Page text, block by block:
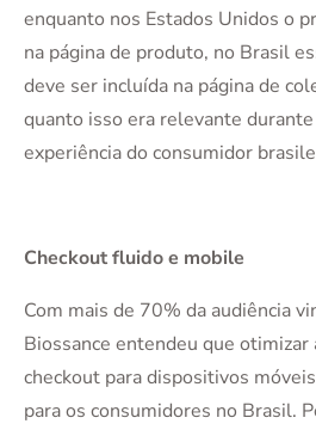
enquanto nos Estados Unidos o
na página de produto, no Brasil
deve ser incluída na página de
quanto isso era relevante durante
experiência do consumidor
Checkout fluido e mobile
Com mais de 70% da audiência
Biossance entendeu que otimizar
checkout para dispositivos
para os consumidores no Brasil.